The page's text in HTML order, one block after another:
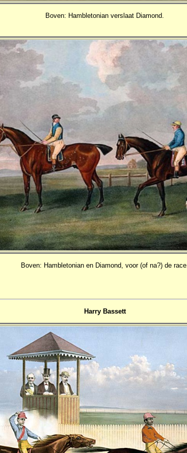
Boven: Hambletonian verslaat Diamond.
Boven: Hambletonian en Diamond, voor (of na?) de race.
Harry Bassett